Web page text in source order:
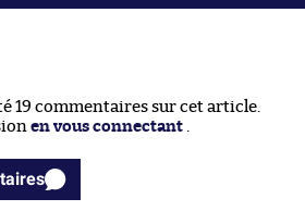
19 commentaires sur cet article.
en vous connectant